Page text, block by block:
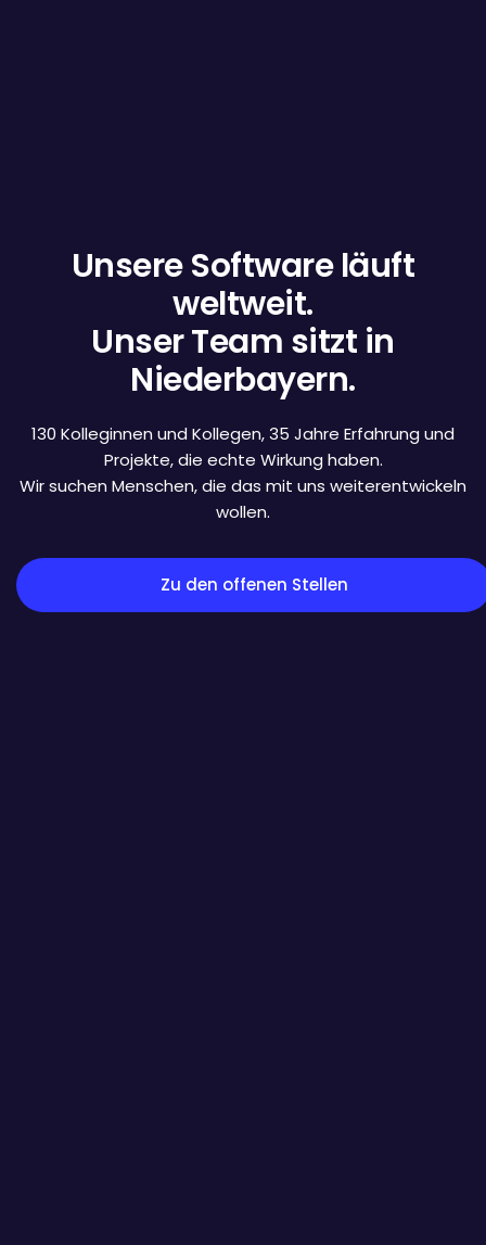
Unsere Software läuft
weltweit.
Unser Team sitzt in
Niederbayern.
130 Kolleginnen und Kollegen, 35 Jahre Erfahrung und
Projekte, die echte Wirkung haben.
Wir suchen Menschen, die das mit uns weiterentwickeln
wollen.
Zu den offenen Stellen